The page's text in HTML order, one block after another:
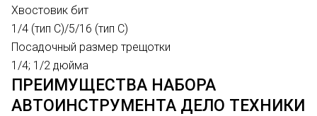
Хвостовик бит
1/4 (тип С)/5/16 (тип C)
Посадочный размер трещотки
1/4; 1/2 дюйма
ПРЕИМУЩЕСТВА НАБОРА
АВТОИНСТРУМЕНТА ДЕЛО ТЕХНИКИ